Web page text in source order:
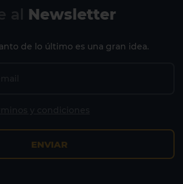
Newsletter
de lo último es una gran idea.
ENVIAR